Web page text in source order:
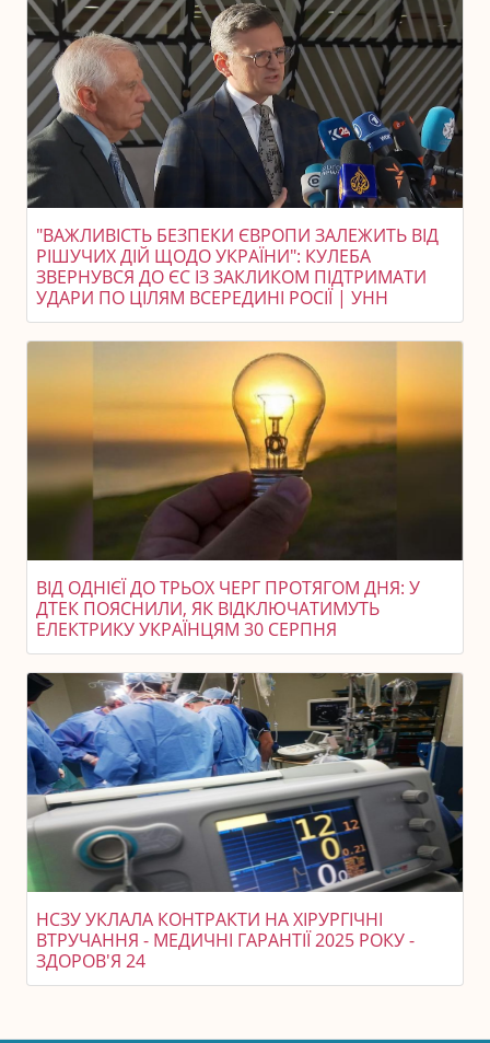
"ВАЖЛИВІСТЬ БЕЗПЕКИ ЄВРОПИ ЗАЛЕЖИТЬ ВІД
РІШУЧИХ ДІЙ ЩОДО УКРАЇНИ": КУЛЕБА
ЗВЕРНУВСЯ ДО ЄС ІЗ ЗАКЛИКОМ ПІДТРИМАТИ
УДАРИ ПО ЦІЛЯМ ВСЕРЕДИНІ РОСІЇ | УНН
ВІД ОДНІЄЇ ДО ТРЬОХ ЧЕРГ ПРОТЯГОМ ДНЯ: У
ДТЕК ПОЯСНИЛИ, ЯК ВІДКЛЮЧАТИМУТЬ
ЕЛЕКТРИКУ УКРАЇНЦЯМ 30 СЕРПНЯ
НСЗУ УКЛАЛА КОНТРАКТИ НА ХІРУРГІЧНІ
ВТРУЧАННЯ - МЕДИЧНІ ГАРАНТІЇ 2025 РОКУ -
ЗДОРОВ'Я 24